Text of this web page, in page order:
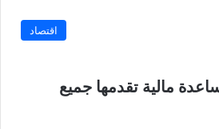
اقتصاد
مالية تقدمها جميع